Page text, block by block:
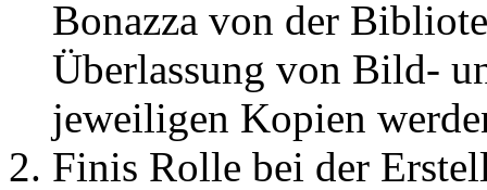
Bonazza von der
Überlassung von Bild-
jeweiligen Kopien
Finis Rolle bei der